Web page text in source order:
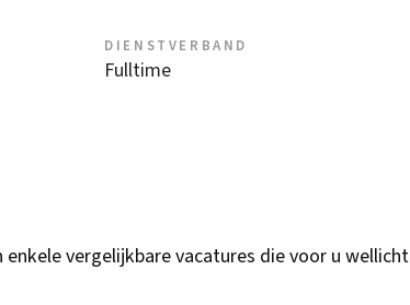
DIENSTVERBAND
Fulltime
vergelijkbare vacatures die voor u wellicht